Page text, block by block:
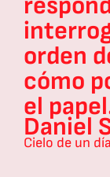
el
sobre
en